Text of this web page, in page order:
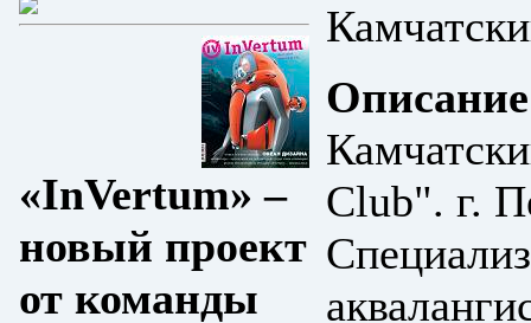
«InVertum» –
новый проект
от команды
Club". г.